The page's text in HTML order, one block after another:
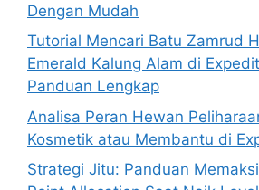
Dengan Mudah
Tutorial Mencari Batu Zamrud
Emerald Kalung Alam di
Panduan Lengkap
Analisa Peran Hewan
Kosmetik atau Membantu di
Strategi Jitu: Panduan